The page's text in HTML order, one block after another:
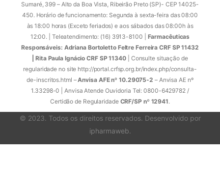
Sumaré, 399 – Alto da Boa Vista, Ribeirão Preto (SP)- CEP 14025-
450. Horário de funcionamento: Segunda à sexta-feira das 08:00
às 18:00 horas (Exceto feriados) e aos sábados das 08:00h às
12:00. | Teleatendimento: (16) 3913-8100 | Farmacêuticas
Responsáveis: Adriana Bortoletto Feltre Ferreira CRF SP 11432
| Rita Paula Ignácio CRF SP 11340 | Consulte situação de
regularidade no site http://portal.crfsp.org.br/index.php/consulta-
de-inscritos.html –Anvisa AFE nº 10.29075-2 – Anvisa AE nº
1.33298-0 | Anvisa Atende Ouvidoria Tel: 0800-6429782 /
Certidão de Regularidade CRF/SP nº 12941.
© 2023. Todos os direitos reservados. Desenvolvido por
ipharmaweb.